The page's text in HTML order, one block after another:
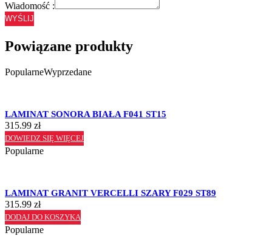
Wiadomość :
WYŚLIJ
Powiązane produkty
PopularneWyprzedane
LAMINAT SONORA BIAŁA F041 ST15
315.99 zł
DOWIEDZ SIĘ WIĘCEJ
Popularne
LAMINAT GRANIT VERCELLI SZARY F029 ST89
315.99 zł
DODAJ DO KOSZYKA
Popularne